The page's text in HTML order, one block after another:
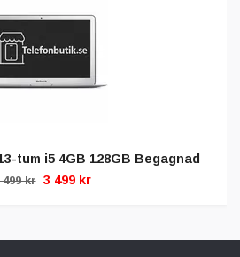
tum i5 4GB 128GB Begagnad
499 kr 3 499 kr